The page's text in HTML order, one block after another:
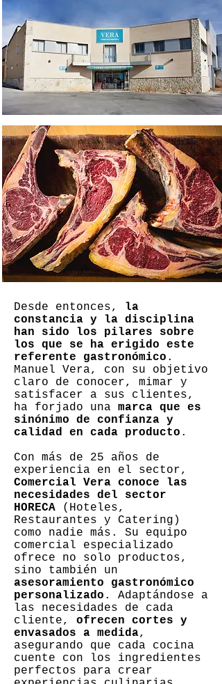
Desde entonces, la
constancia y la disciplina
han sido los pilares sobre
los que se ha erigido este
referente gastronómico .
Manuel Vera, con su objetivo
claro de conocer, mimar y
satisfacer a sus clientes,
ha forjado una marca que es
sinónimo de confianza y
calidad en cada producto .
Con más de 25 años de
experiencia en el sector,
Comercial Vera conoce las
necesidades del sector
HORECA (Hoteles,
Restaurantes y Catering)
como nadie más. Su equipo
comercial especializado
ofrece no solo productos,
sino también un
asesoramiento gastronómico
personalizado . Adaptándose a
las necesidades de cada
cliente, ofrecen cortes y
envasados a medida,
asegurando que cada cocina
cuente con los ingredientes
perfectos para crear